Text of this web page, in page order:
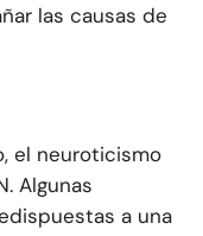
las causas de
el neuroticismo
Algunas
a una